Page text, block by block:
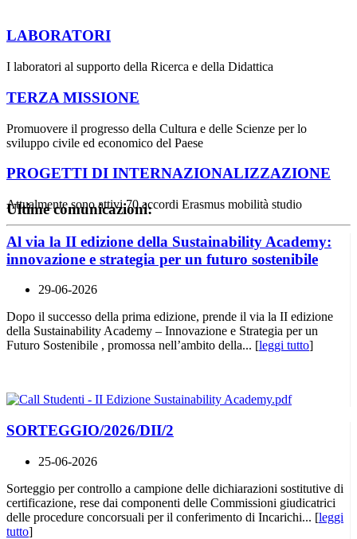
LABORATORI
I laboratori al supporto della Ricerca e della Didattica
TERZA MISSIONE
Promuovere il progresso della Cultura e delle Scienze per lo
sviluppo civile ed economico del Paese
PROGETTI DI INTERNAZIONALIZZAZIONE
Attualmente sono attivi 70 accordi Erasmus mobilità studio
Ultime comunicazioni:
Al via la II edizione della Sustainability Academy:
innovazione e strategia per un futuro sostenibile
29-06-2026
Dopo il successo della prima edizione, prende il via la II edizione
della Sustainability Academy – Innovazione e Strategia per un
Futuro Sostenibile , promossa nell’ambito della... [leggi tutto]
SORTEGGIO/2026/DII/2
25-06-2026
Sorteggio per controllo a campione delle dichiarazioni sostitutive di
certificazione, rese dai componenti delle Commissioni giudicatrici
delle procedure concorsuali per il conferimento di Incarichi... [leggi
tutto]